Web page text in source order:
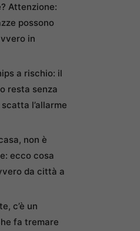
Attenzione:
possono
in
a rischio: il
resta senza
l’allarme
non è
ecco cosa
da città a
c’è un
fa tremare